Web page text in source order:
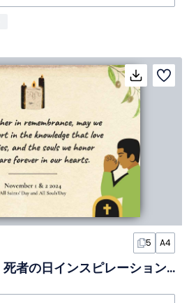
5 A4
上品な諸聖人の日・死者の日インスピレーションポスター